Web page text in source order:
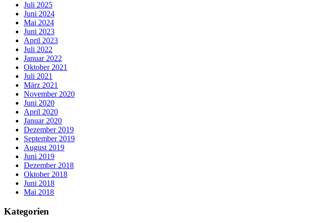
Juli 2025
Juni 2024
Mai 2024
Juni 2023
April 2023
Juli 2022
Januar 2022
Oktober 2021
Juli 2021
März 2021
November 2020
Juni 2020
April 2020
Januar 2020
Dezember 2019
September 2019
August 2019
Juni 2019
Dezember 2018
Oktober 2018
Juni 2018
Mai 2018
Kategorien